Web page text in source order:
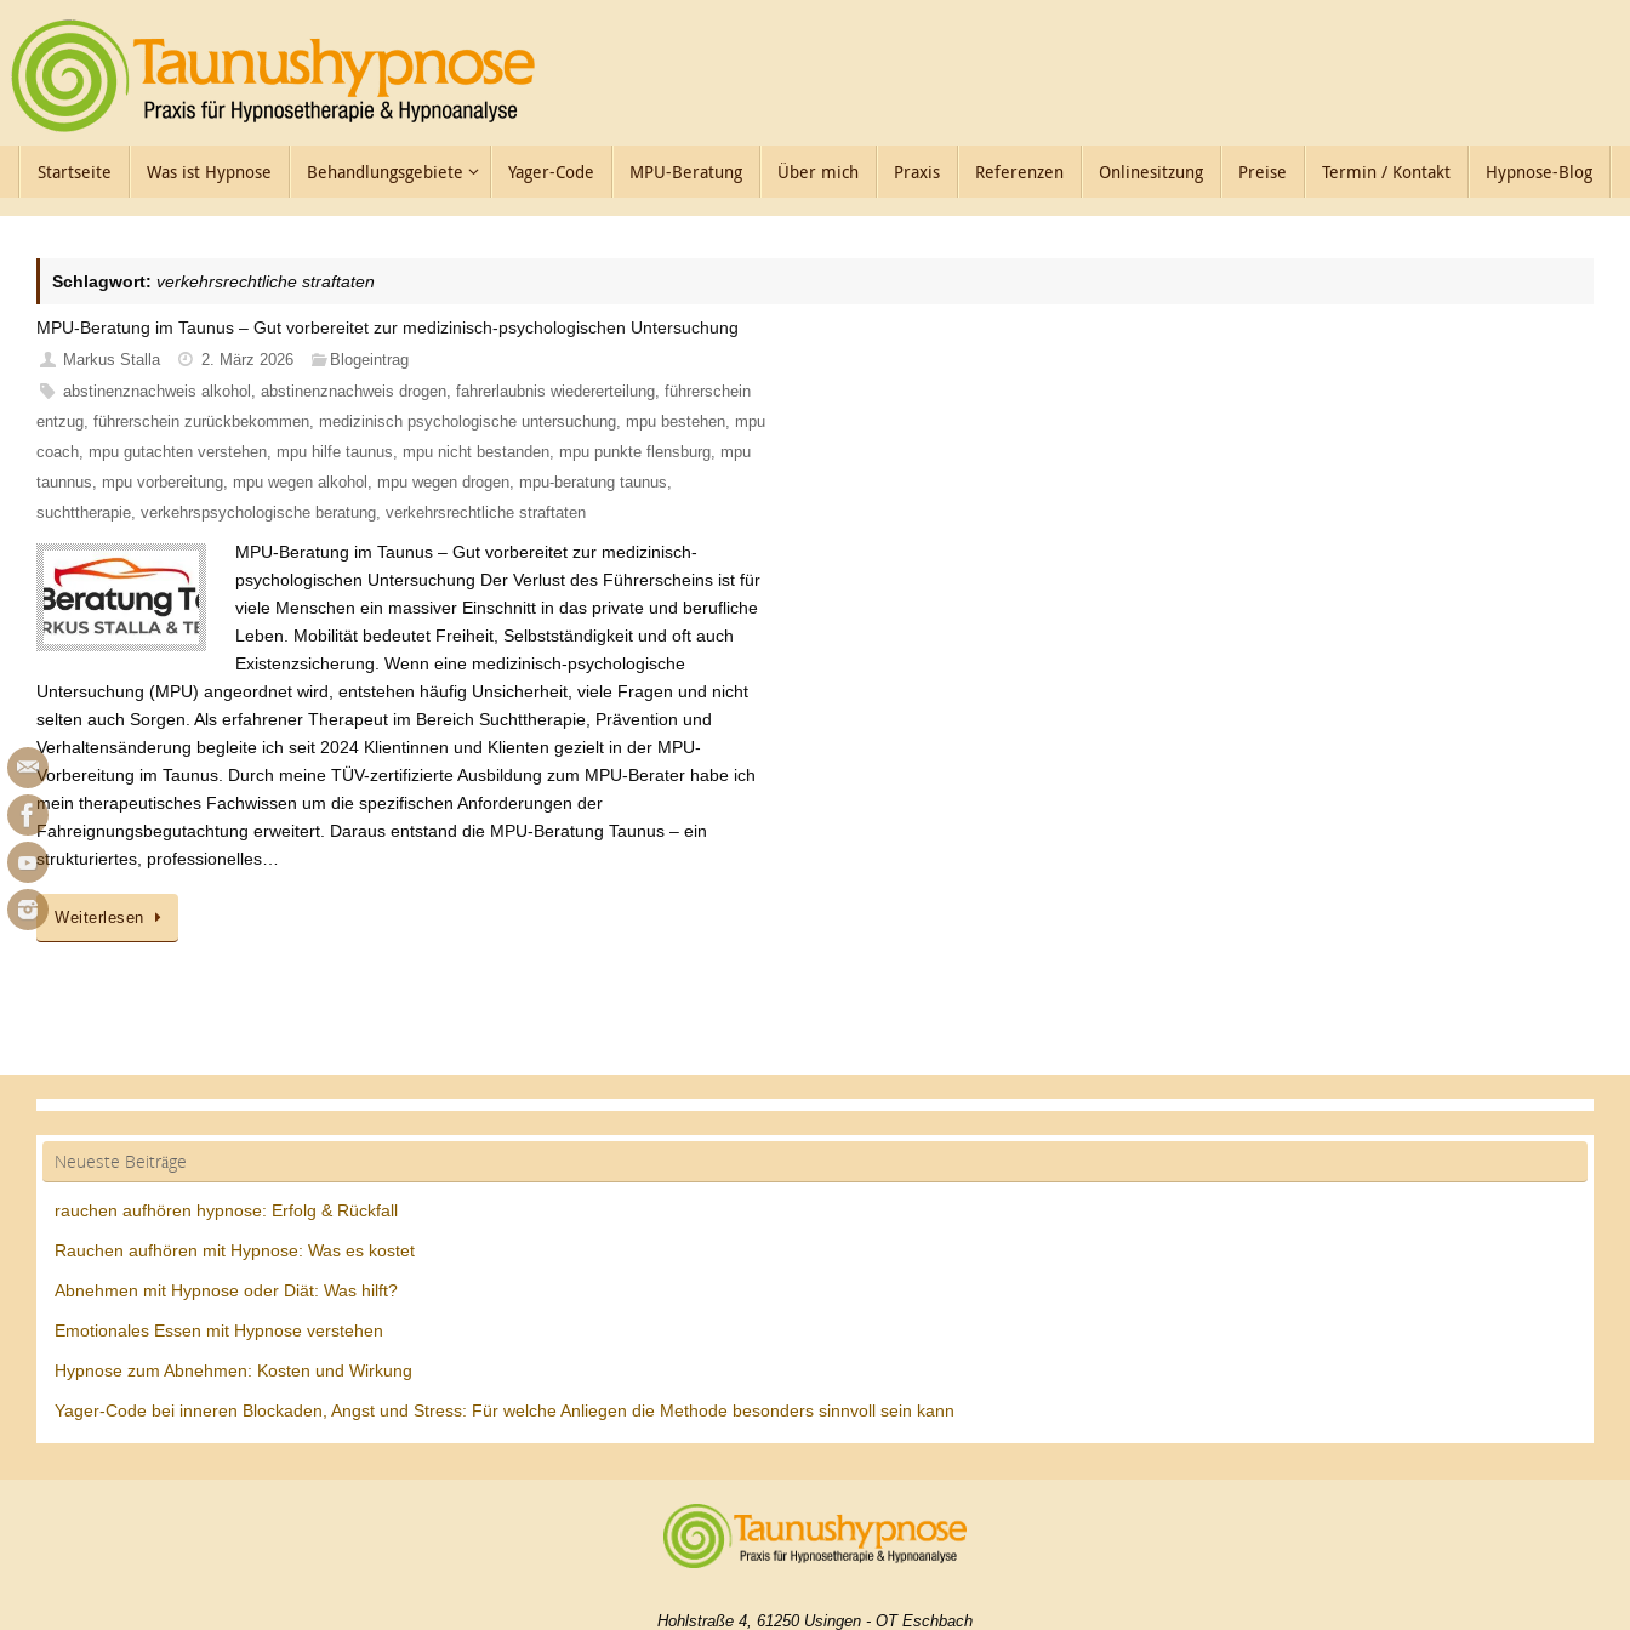
Inhalt
springen
InhaltStartseite Was ist Hypnose Behandlungsgebiete Yager-Code MPU-Beratung Über mich Praxis Referenzen Onlinesitzung Preise Termin / Kontakt Hypnose-Blog
Schlagwort: verkehrsrechtliche straftaten
MPU-Beratung im Taunus – Gut vorbereitet zur medizinisch-psychologischen Untersuchung
Markus Stalla 2. März 2026
Blogeintrag
abstinenznachweis alkohol ,abstinenznachweis drogen,fahrerlaubnis wiedererteilung,führerschein
entzug, führerschein zurückbekommen, medizinisch psychologische untersuchung, mpu bestehen, mpu
coach, mpu gutachten verstehen, mpu hilfe taunus, mpu nicht bestanden, mpu punkte flensburg, mpu
taunnus, mpu vorbereitung, mpu wegen alkohol , mpu wegen drogen, mpu-beratung taunus,
suchttherapie, verkehrspsychologische beratung, verkehrsrechtliche straftaten
MPU-Beratung im Taunus – Gut vorbereitet zur medizinisch-
psychologischen Untersuchung Der Verlust des Führerscheins ist für
viele Menschen ein massiver Einschnitt in das private und berufliche
Leben. Mobilität bedeutet Freiheit, Selbstständigkeit und oft auch
Existenzsicherung. Wenn eine medizinisch-psychologische
Untersuchung (MPU) angeordnet wird, entstehen häufig Unsicherheit, viele Fragen und nicht
selten auch Sorgen. Als erfahrener Therapeut im Bereich Suchttherapie, Prävention und
Verhaltensänderung begleite ich seit 2024 Klientinnen und Klienten gezielt in der MPU-
Vorbereitung im Taunus. Durch meine TÜV-zertifizierte Ausbildung zum MPU-Berater habe ich
mein therapeutisches Fachwissen um die spezifischen Anforderungen der
Fahreignungsbegutachtung erweitert. Daraus entstand die MPU-Beratung Taunus – ein
strukturiertes, professionelles…
Weiterlesen
Neueste Beiträge
rauchen aufhören hypnose: Erfolg & Rückfall
Rauchen aufhören mit Hypnose: Was es kostet
Abnehmen mit Hypnose oder Diät: Was hilft?
Emotionales Essen mit Hypnose verstehen
Hypnose zum Abnehmen: Kosten und Wirkung
Yager-Code bei inneren Blockaden, Angst und Stress: Für welche Anliegen die Methode besonders sinnvoll sein kann
Hohlstraße 4, 61250 Usingen - OT Eschbach